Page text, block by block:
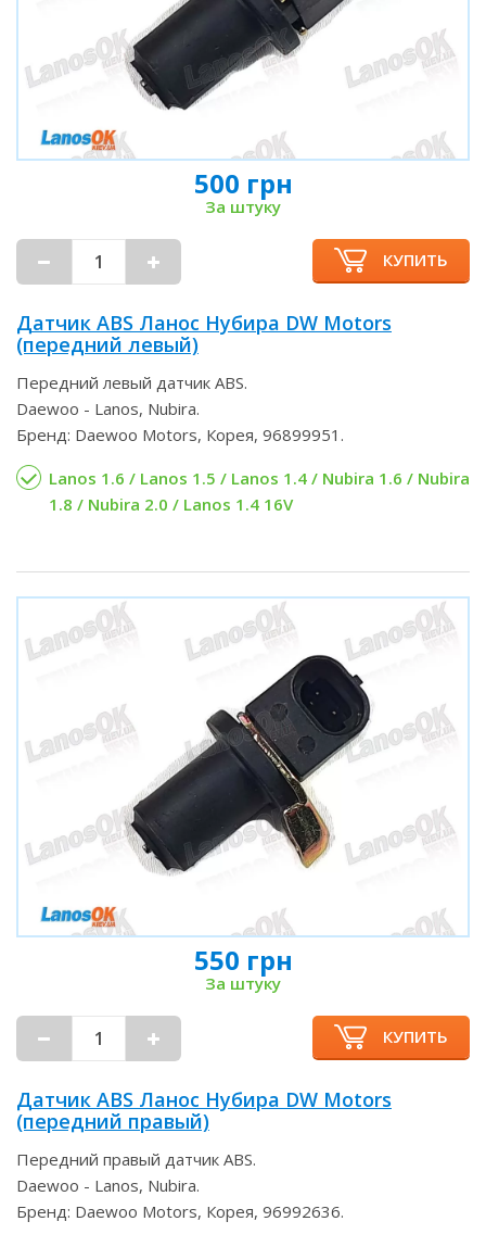
500 грн
За штуку
КУПИТЬ
Датчик ABS Ланос Нубира DW Motors
(передний левый)
Передний левый датчик ABS.
Daewoo - Lanos, Nubira.
Бренд: Daewoo Motors, Корея, 96899951.
Lanos 1.6 / Lanos 1.5 / Lanos 1.4 / Nubira 1.6 / Nubira
1.8 / Nubira 2.0 / Lanos 1.4 16V
550 грн
За штуку
КУПИТЬ
Датчик ABS Ланос Нубира DW Motors
(передний правый)
Передний правый датчик ABS.
Daewoo - Lanos, Nubira.
Бренд: Daewoo Motors, Корея, 96992636.